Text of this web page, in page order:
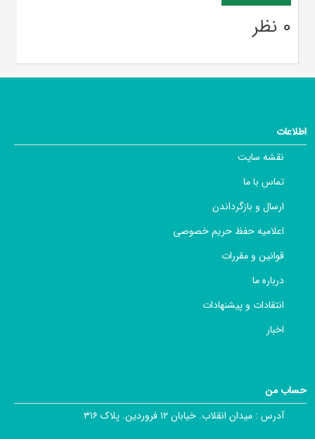
0 نظر
اطلاعات
نقشه سایت
تماس با ما
ارسال و بازگرداندن
اعلامیه حفظ حریم خصوصی
قوانین و مقررات
درباره ما
انتقادات و پیشنهادات
اخبار
حساب من
آدرس : میدان انقلاب. خیابان ۱۲ فروردین. پلاک ۳۱۶